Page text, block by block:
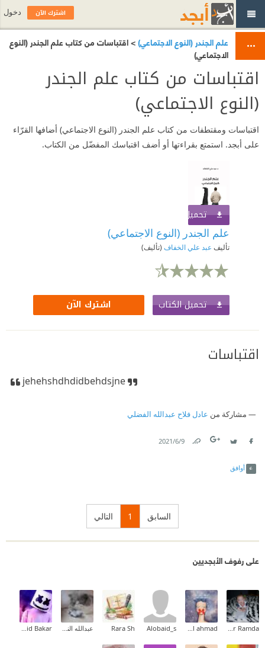
علم الجندر (النوع الاجتماعي)> اقتباسات من كتاب علم الجندر (النوع
الاجتماعي)
اقتباسات من كتاب علم الجندر
(النوع الاجتماعي)
اقتباسات ومقتطفات من كتاب علم الجندر (النوع الاجتماعي) أضافها القرّاء
على أبجد. استمتع بقراءتها أو أضف اقتباسك المفضّل من الكتاب.
تحميل الكتاب
علم الجندر (النوع الاجتماعي)
تأليف عبد علي الخفاف (تأليف)
تحميل الكتاب اشترك الآن
اقتباسات
jehehshdhdidbehdsjne
مشاركة من عادل فلاح عبدالله الفضلي
9‏/6‏/2021
أوافق
السابق 1 التالي
على رفوف الأبجديين
Lazhar Ramda
manal ahmad
Alobaid_s
Rara Sh عبدالله النافعي Mecid Bakar
اشترك الآن دخول